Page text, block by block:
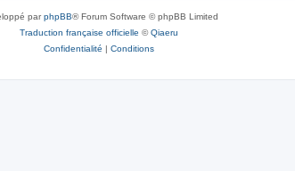
parphpBB® Forum Software © phpBB Limited
Traduction française officielle ©Qiaeru
Confidentialité | Conditions